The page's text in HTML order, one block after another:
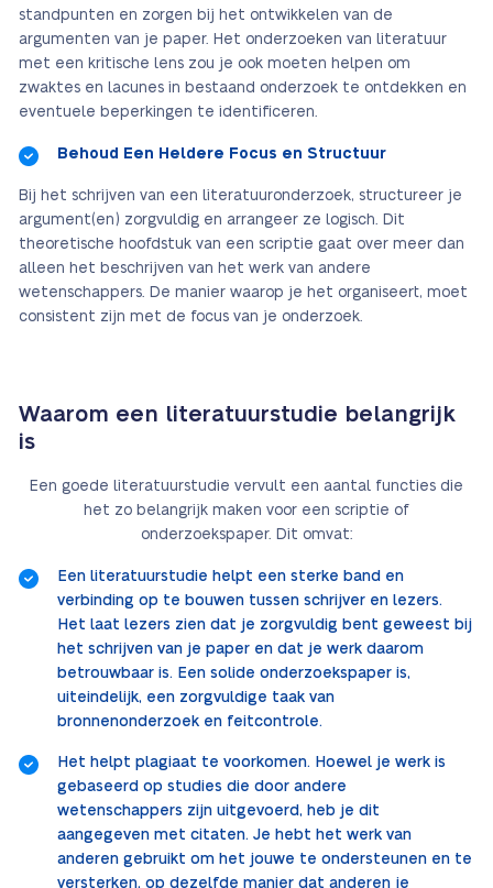
standpunten en zorgen bij het ontwikkelen van de
argumenten van je paper. Het onderzoeken van literatuur
met een kritische lens zou je ook moeten helpen om
zwaktes en lacunes in bestaand onderzoek te ontdekken en
eventuele beperkingen te identificeren.
Behoud Een Heldere Focus en Structuur
Bij het schrijven van een literatuuronderzoek, structureer je
argument(en) zorgvuldig en arrangeer ze logisch. Dit
theoretische hoofdstuk van een scriptie gaat over meer dan
alleen het beschrijven van het werk van andere
wetenschappers. De manier waarop je het organiseert, moet
consistent zijn met de focus van je onderzoek.
Waarom een literatuurstudie belangrijk
is
Een goede literatuurstudie vervult een aantal functies die
het zo belangrijk maken voor een scriptie of
onderzoekspaper. Dit omvat:
Een literatuurstudie helpt een sterke band en
verbinding op te bouwen tussen schrijver en lezers.
Het laat lezers zien dat je zorgvuldig bent geweest bij
het schrijven van je paper en dat je werk daarom
betrouwbaar is. Een solide onderzoekspaper is,
uiteindelijk, een zorgvuldige taak van
bronnenonderzoek en feitcontrole.
Het helpt plagiaat te voorkomen. Hoewel je werk is
gebaseerd op studies die door andere
wetenschappers zijn uitgevoerd, heb je dit
aangegeven met citaten. Je hebt het werk van
anderen gebruikt om het jouwe te ondersteunen en te
versterken, op dezelfde manier dat anderen je